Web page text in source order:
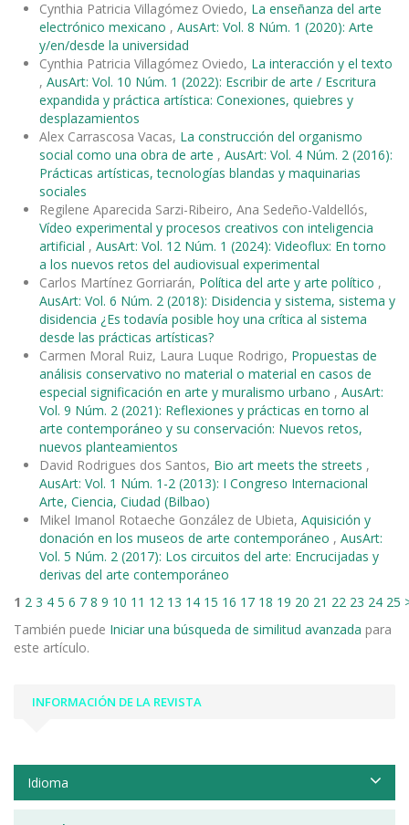
Cynthia Patricia Villagómez Oviedo, La enseñanza del arte
electrónico mexicano , AusArt: Vol. 8 Núm. 1 (2020): Arte
y/en/desde la universidad
Cynthia Patricia Villagómez Oviedo, La interacción y el texto
, AusArt: Vol. 10 Núm. 1 (2022): Escribir de arte / Escritura
expandida y práctica artística: Conexiones, quiebres y
desplazamientos
Alex Carrascosa Vacas, La construcción del organismo
social como una obra de arte , AusArt: Vol. 4 Núm. 2 (2016):
Prácticas artísticas, tecnologías blandas y maquinarias
sociales
Regilene Aparecida Sarzi-Ribeiro, Ana Sedeño-Valdellós,
Vídeo experimental y procesos creativos con inteligencia
artificial , AusArt: Vol. 12 Núm. 1 (2024): Videoflux: En torno
a los nuevos retos del audiovisual experimental
Carlos Martínez Gorriarán, Política del arte y arte político ,
AusArt: Vol. 6 Núm. 2 (2018): Disidencia y sistema, sistema y
disidencia ¿Es todavía posible hoy una crítica al sistema
desde las prácticas artísticas?
Carmen Moral Ruiz, Laura Luque Rodrigo, Propuestas de
análisis conservativo no material o material en casos de
especial significación en arte y muralismo urbano , AusArt:
Vol. 9 Núm. 2 (2021): Reflexiones y prácticas en torno al
arte contemporáneo y su conservación: Nuevos retos,
nuevos planteamientos
David Rodrigues dos Santos, Bio art meets the streets ,
AusArt: Vol. 1 Núm. 1-2 (2013): I Congreso Internacional
Arte, Ciencia, Ciudad (Bilbao)
Mikel Imanol Rotaeche González de Ubieta, Aquisición y
donación en los museos de arte contemporáneo , AusArt:
Vol. 5 Núm. 2 (2017): Los circuitos del arte: Encrucijadas y
derivas del arte contemporáneo
1 2 3 4 5 6 7 8 9 10 11 12 13 14 15 16 17 18 19 20 21 22 23 24 25
También puede Iniciar una búsqueda de similitud avanzada para
este artículo.
INFORMACIÓN DE LA REVISTA
Idioma